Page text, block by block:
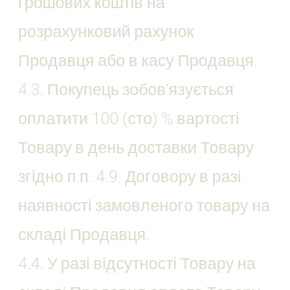
розрахунковий рахунок
Продавця або в касу Продавця.
4.3. Покупець зобов’язується
оплатити 100 (сто) % вартості
Товару в день доставки Товару
згідно п.п. 4.9. Договору в разі
наявності замовленого товару на
складі Продавця.
4.4. У разі відсутності Товару на